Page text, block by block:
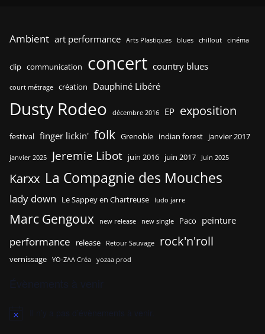
Ambient art performance Arts Plastiques blues chillout cinéma
clip communication concert country blues
court métrage création Dauphiné Libéré
Dusty Rodeo décembre 2016 EP exposition
festival finger lickin' folk Grenoble indian forest janvier 2017
janvier 2025 Jeremie Libot juin 2016 juin 2017 Juin 2025
Karxx La Compagnie des Mouches
lady down Le Sappey en Chartreuse ludo jarre
Marc Gengoux new release new single Paco peinture
performance release Retour Sauvage rock'n'roll
vernissage YO-ZAA Créa yozaa prod
N